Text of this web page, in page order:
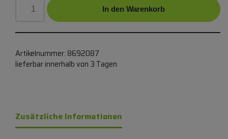
In den Warenkorb
Artikelnummer: 8692087
lieferbar innerhalb von 3 Tagen
Zusätzliche Informationen